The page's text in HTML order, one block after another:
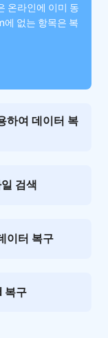
온라인에 이미 동
없는 항목은 복
하여 데이터 복
검색
이터 복구
복구